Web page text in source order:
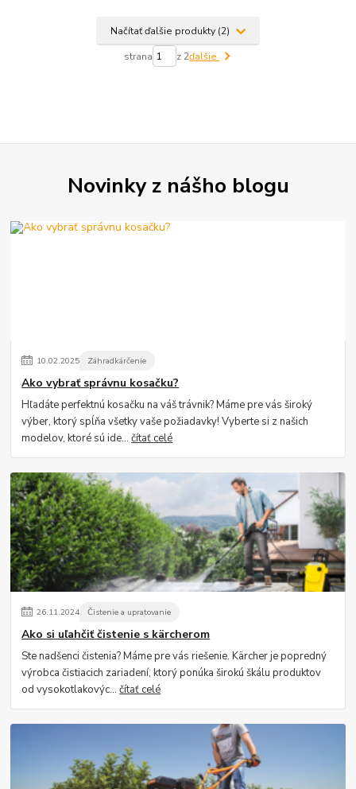
Načítať ďalšie produkty (2)
strana z 2ďalšie
Novinky z nášho blogu
10.02.2025 Záhradkárčenie
Ako vybrať správnu kosačku?
Hľadáte perfektnú kosačku na váš trávnik? Máme pre vás široký
výber, ktorý spĺňa všetky vaše požiadavky! Vyberte si z našich
modelov, ktoré sú ide...čítať celé
26.11.2024 Čistenie a upratovanie
Ako si uľahčiť čistenie s kärcherom
Ste nadšenci čistenia? Máme pre vás riešenie. Kärcher je popredný
výrobca čistiacich zariadení, ktorý ponúka širokú škálu produktov
od vysokotlakovýc...čítať celé